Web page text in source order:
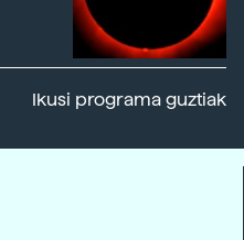
Ikusi programa guztiak